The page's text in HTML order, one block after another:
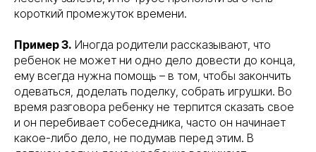
короткий промежуток времени.
Пример 3. Иногда родители рассказывают, что
ребенок не может ни одно дело довести до конца,
ему всегда нужна помощь – в том, чтобы закончить
одеваться, доделать поделку, собрать игрушки. Во
время разговора ребенку не терпится сказать свое
и он перебивает собеседника, часто он начинает
какое-либо дело, не подумав перед этим. В